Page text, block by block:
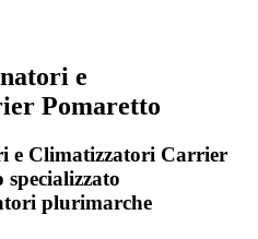
e
Pomaretto
e Climatizzatori Carrier
specializzato
plurimarche